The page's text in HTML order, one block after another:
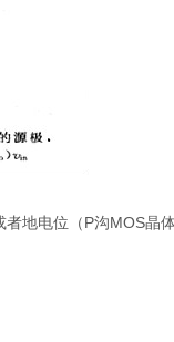
地电位（P沟MOS晶